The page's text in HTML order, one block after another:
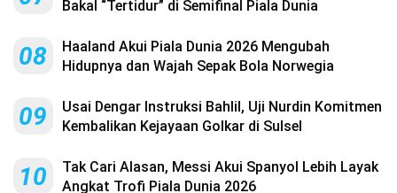
Bakal “Tertidur” di Semifinal Piala Dunia
08
Haaland Akui Piala Dunia 2026 Mengubah
Hidupnya dan Wajah Sepak Bola Norwegia
09
Usai Dengar Instruksi Bahlil, Uji Nurdin Komitmen
Kembalikan Kejayaan Golkar di Sulsel
10
Tak Cari Alasan, Messi Akui Spanyol Lebih Layak
Angkat Trofi Piala Dunia 2026